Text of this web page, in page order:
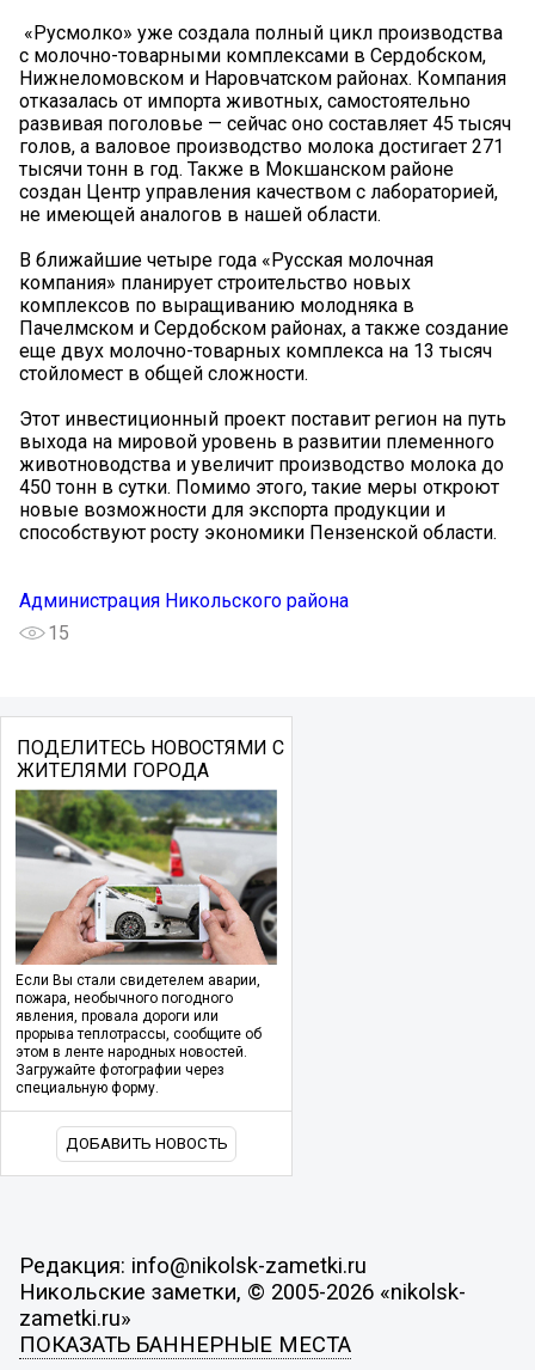
️ «Русмолко» уже создала полный цикл производства
с молочно-товарными комплексами в Сердобском,
Нижнеломовском и Наровчатском районах. Компания
отказалась от импорта животных, самостоятельно
развивая поголовье — сейчас оно составляет 45 тысяч
голов, а валовое производство молока достигает 271
тысячи тонн в год. Также в Мокшанском районе
создан Центр управления качеством с лабораторией,
не имеющей аналогов в нашей области.
В ближайшие четыре года «Русская молочная
компания» планирует строительство новых
комплексов по выращиванию молодняка в
Пачелмском и Сердобском районах, а также создание
еще двух молочно-товарных комплекса на 13 тысяч
стойломест в общей сложности.
Этот инвестиционный проект поставит регион на путь
выхода на мировой уровень в развитии племенного
животноводства и увеличит производство молока до
450 тонн в сутки. Помимо этого, такие меры откроют
новые возможности для экспорта продукции и
способствуют росту экономики Пензенской области.
Администрация Никольского района
15
ПОДЕЛИТЕСЬ НОВОСТЯМИ С
ЖИТЕЛЯМИ ГОРОДА
Если Вы стали свидетелем аварии,
пожара, необычного погодного
явления, провала дороги или
прорыва теплотрассы, сообщите об
этом в ленте народных новостей.
Загружайте фотографии через
специальную форму.
ДОБАВИТЬ НОВОСТЬ
Редакция: info@nikolsk-zametki.ru
Никольские заметки, © 2005-2026 «nikolsk-
zametki.ru»
ПОКАЗАТЬ БАННЕРНЫЕ МЕСТА